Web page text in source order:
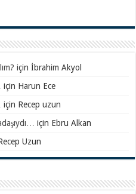
içinİbrahim Akyol
için Harun Ece
için Recep uzun
için Ebru Alkan
Uzun